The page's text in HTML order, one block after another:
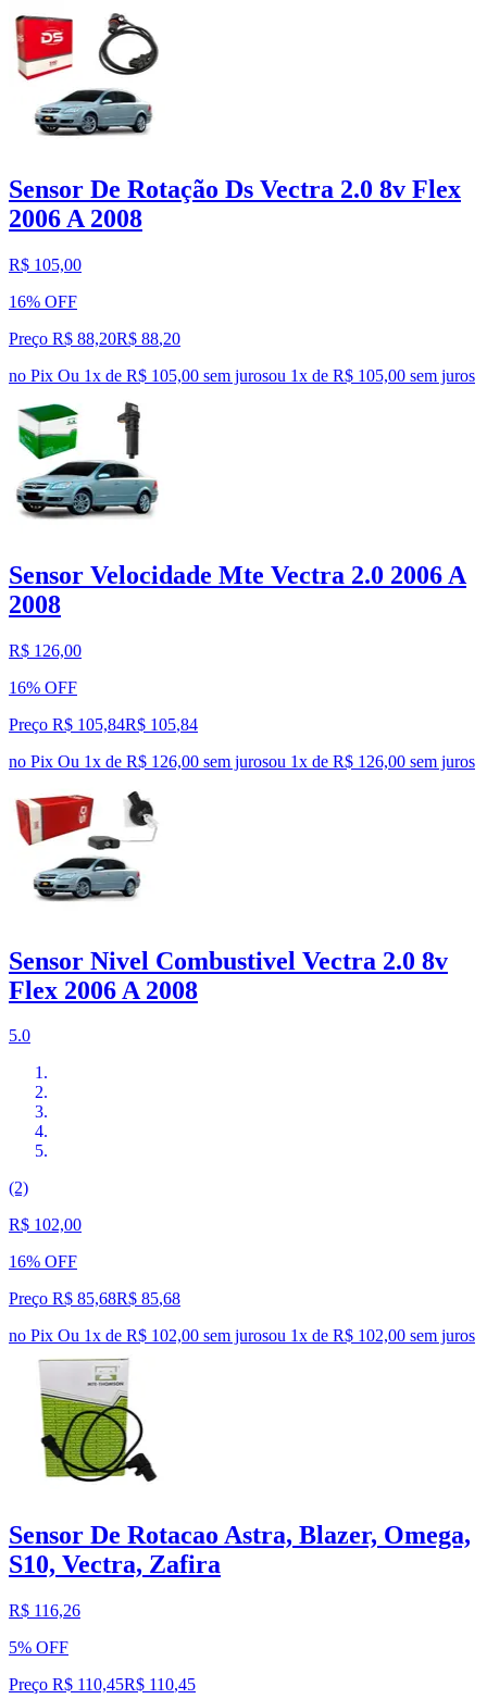
Sensor De Rotação Ds Vectra 2.0 8v Flex
2006 A 2008
R$ 105,00
16% OFF
Preço R$ 88,20R$ 88,20
no Pix Ou 1x de R$ 105,00 sem jurosou 1x de R$ 105,00 sem juros
Sensor Velocidade Mte Vectra 2.0 2006 A
2008
R$ 126,00
16% OFF
Preço R$ 105,84R$ 105,84
no Pix Ou 1x de R$ 126,00 sem jurosou 1x de R$ 126,00 sem juros
Sensor Nivel Combustivel Vectra 2.0 8v
Flex 2006 A 2008
5.0
(2)
R$ 102,00
16% OFF
Preço R$ 85,68R$ 85,68
no Pix Ou 1x de R$ 102,00 sem jurosou 1x de R$ 102,00 sem juros
Sensor De Rotacao Astra, Blazer, Omega,
S10, Vectra, Zafira
R$ 116,26
5% OFF
Preço R$ 110,45R$ 110,45